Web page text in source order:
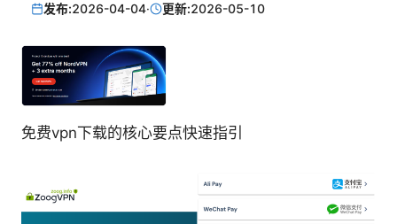
发布:2026-04-04· 更新:2026-05-10
免费vpn下载的核心要点快速指引